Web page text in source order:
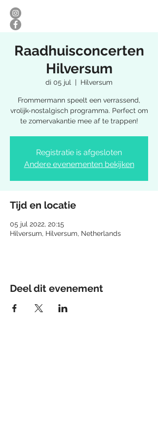
Raadhuisconcerten
Hilversum
di 05 jul
  |
Hilversum
Frommermann speelt een verrassend,
vrolijk-nostalgisch programma. Perfect om
te zomervakantie mee af te trappen!
Registratie is afgesloten
Andere evenementen bekijken
Tijd en locatie
05 jul 2022, 20:15
Hilversum, Hilversum, Netherlands
Deel dit evenement